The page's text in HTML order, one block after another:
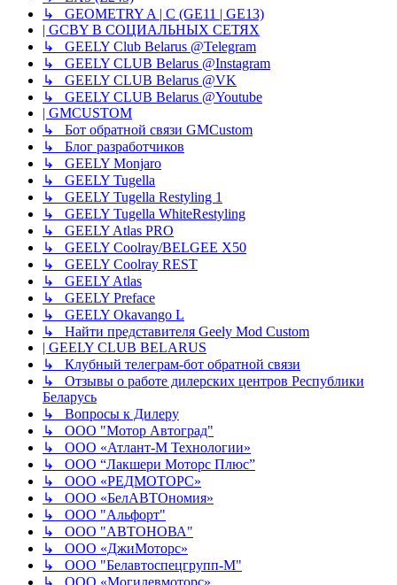
↳ GEOMETRY A | C (GE11 | GE13)
| GCBY В СОЦИАЛЬНЫХ СЕТЯХ
↳ GEELY Club Belarus @Telegram
↳ GEELY CLUB Belarus @Instagram
↳ GEELY CLUB Belarus @VK
↳ GEELY CLUB Belarus @Youtube
| GMCUSTOM
↳ Бот обратной связи GMCustom
↳ Блог разработчиков
↳ GEELY Monjaro
↳ GEELY Tugella
↳ GEELY Tugella Restyling 1
↳ GEELY Tugella WhiteRestyling
↳ GEELY Atlas PRO
↳ GEELY Coolray/BELGEE X50
↳ GEELY Coolray REST
↳ GEELY Atlas
↳ GEELY Preface
↳ GEELY Okavango L
↳ Найти представителя Geely Mod Custom
| GEELY CLUB BELARUS
↳ Клубный телеграм-бот обратной связи
↳ Отзывы о работе дилерских центров Республики
Беларусь
↳ Вопросы к Дилеру
↳ ООО "Мотор Автоград"
↳ ООО «Атлант-М Технологии»
↳ ООО “Лакшери Моторс Плюс”
↳ ООО «РЕДМОТОРС»
↳ ООО «БелАВТОномия»
↳ ООО "Альфорт"
↳ ООО "АВТОНОВА"
↳ ООО «ДжиМоторс»
↳ ООО "Белавтоспецгрупп-М"